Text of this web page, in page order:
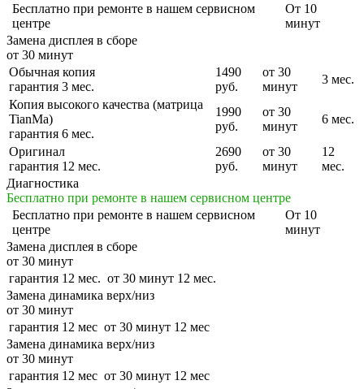
Бесплатно при ремонте в нашем сервисном
центре
От 10
минут
Замена дисплея в сборе
от 30 минут
Обычная копия
гарантия 3 мес.
1490
руб.
от 30
минут
3 мес.
Копия высокого качества (матрица
TianMa)
гарантия 6 мес.
1990
руб.
от 30
минут
6 мес.
Оригинал
гарантия 12 мес.
2690
руб.
от 30
минут
12
мес.
Диагностика
Бесплатно при ремонте в нашем сервисном центре
Бесплатно при ремонте в нашем сервисном
центре
От 10
минут
Замена дисплея в сборе
от 30 минут
гарантия 12 мес. от 30 минут 12 мес.
Замена динамика верх/низ
от 30 минут
гарантия 12 мес от 30 минут 12 мес
Замена динамика верх/низ
от 30 минут
гарантия 12 мес от 30 минут 12 мес